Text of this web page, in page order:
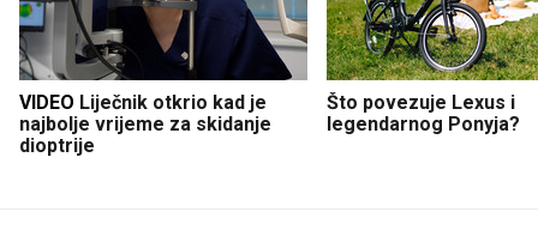
VIDEO
najbolje vrijeme za skidanje
dioptrije
Što povezuje Lexus i
legendarnog Ponyja?